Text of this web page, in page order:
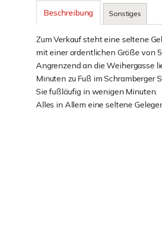
Beschreibung Sonstiges
Zum Verkauf steht eine seltene
mit einer ordentlichen Größe von
Angrenzend an die Weihergasse
Minuten zu Fuß im Schramberger
Sie fußläufig in wenigen Minuten.
Alles in Allem eine seltene